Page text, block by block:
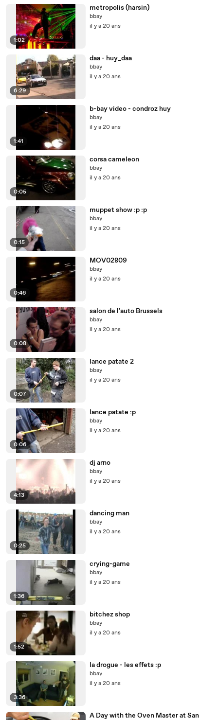
1:02
metropolis (harsin)
bbay
il y a 20 ans
6:29
daa - huy_daa
bbay
il y a 20 ans
1:41
b-bay video - condroz huy
bbay
il y a 20 ans
0:05
corsa cameleon
bbay
il y a 20 ans
0:15
muppet show :p :p
bbay
il y a 20 ans
0:46
MOV02809
bbay
il y a 20 ans
0:08
salon de l'auto Brussels
bbay
il y a 20 ans
0:07
lance patate 2
bbay
il y a 20 ans
0:06
lance patate :p
bbay
il y a 20 ans
4:13
dj arno
bbay
il y a 20 ans
0:25
dancing man
bbay
il y a 20 ans
1:36
crying-game
bbay
il y a 20 ans
1:52
bitchez shop
bbay
il y a 20 ans
3:36
la drogue - les effets :p
bbay
il y a 20 ans
A Day with the Oven Master at San